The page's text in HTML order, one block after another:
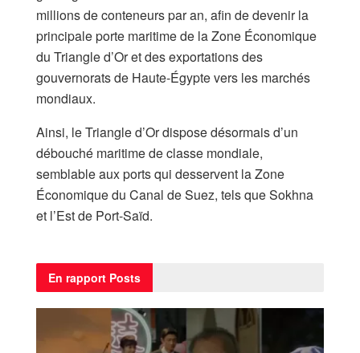
millions de conteneurs par an, afin de devenir la
principale porte maritime de la Zone Économique
du Triangle d’Or et des exportations des
gouvernorats de Haute-Égypte vers les marchés
mondiaux.
​Ainsi, le Triangle d’Or dispose désormais d’un
débouché maritime de classe mondiale,
semblable aux ports qui desservent la Zone
Économique du Canal de Suez, tels que Sokhna
et l’Est de Port-Saïd.
En rapport Posts